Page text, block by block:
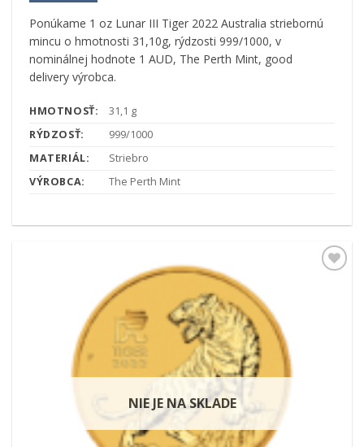
Ponúkame 1 oz Lunar III Tiger 2022 Australia striebornú
mincu o hmotnosti 31,10g, rýdzosti 999/1000, v
nominálnej hodnote 1 AUD, The Perth Mint, good
delivery výrobca.
HMOTNOSŤ:
31,1 g
RÝDZOSŤ:
999/1000
MATERIÁL:
Striebro
VÝROBCA:
The Perth Mint
NIE JE NA SKLADE